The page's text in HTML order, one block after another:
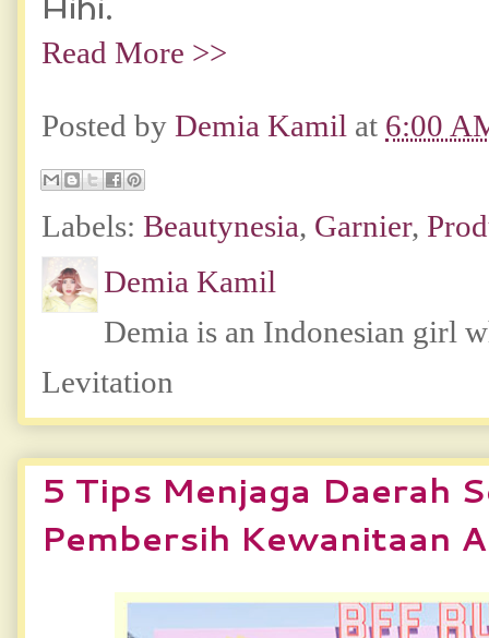
Read More >>
Posted by Demia Kamil at 6:00
Labels: Beautynesia, Garnier,
Demia Kamil
Demia is an Indonesian girl
Levitation
5 Tips Menjaga Daerah
Pembersih Kewanitaan